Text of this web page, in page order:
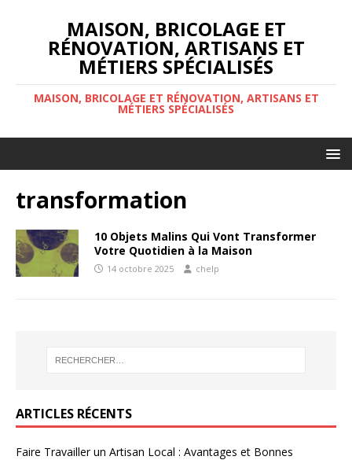
MAISON, BRICOLAGE ET
RÉNOVATION, ARTISANS ET
MÉTIERS SPÉCIALISÉS
MAISON, BRICOLAGE ET RÉNOVATION, ARTISANS ET
MÉTIERS SPÉCIALISÉS
transformation
10 Objets Malins Qui Vont Transformer
Votre Quotidien à la Maison
14 octobre 2025 chelp
ARTICLES RÉCENTS
Faire Travailler un Artisan Local : Avantages et Bonnes